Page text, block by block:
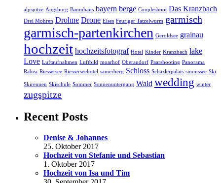
alpspitze Augsburg Baumhaus bayern berge Coupleshoot Das Kranzbach
Drei Mohren Drohne Drone Eises Feuriger Tatzelwurm garmisch
garmisch-partenkirchen Geroldsee grainau
hochzeit hochzeitsfotograf Hotel Kinder Kranzbach lake
Love Luftaufnahmen Luftbild moarhof Oberaudorf Paarshooting Panorama
Rabea Riessersee Riesserseehotel samerberg Schloss Schäzlerpalais simmssee Ski
Skirennen Skischule Sommer Sonnenuntergang Wald wedding winter
zugspitze
Recent Posts
Denise & Johannes
25. Oktober 2017
Hochzeit von Stefanie und Sebastian
1. Oktober 2017
Hochzeit von Isa und Tim